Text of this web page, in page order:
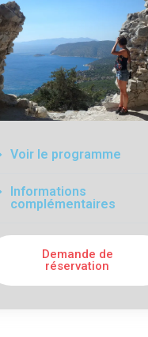
Voir le programme
Informations
complémentaires
Demande de
réservation